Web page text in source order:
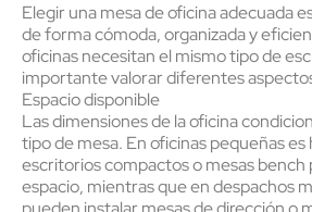
Elegir una mesa de oficina adecuada
de forma cómoda, organizada y
oficinas necesitan el mismo tipo de
importante valorar diferentes
Espacio disponible
Las dimensiones de la oficina
tipo de mesa. En oficinas pequeñas
escritorios compactos o mesas bench
espacio, mientras que en despachos